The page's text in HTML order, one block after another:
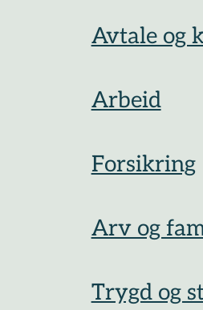
Avtale og
Arbeid
Forsikring
Arv og
Trygd og